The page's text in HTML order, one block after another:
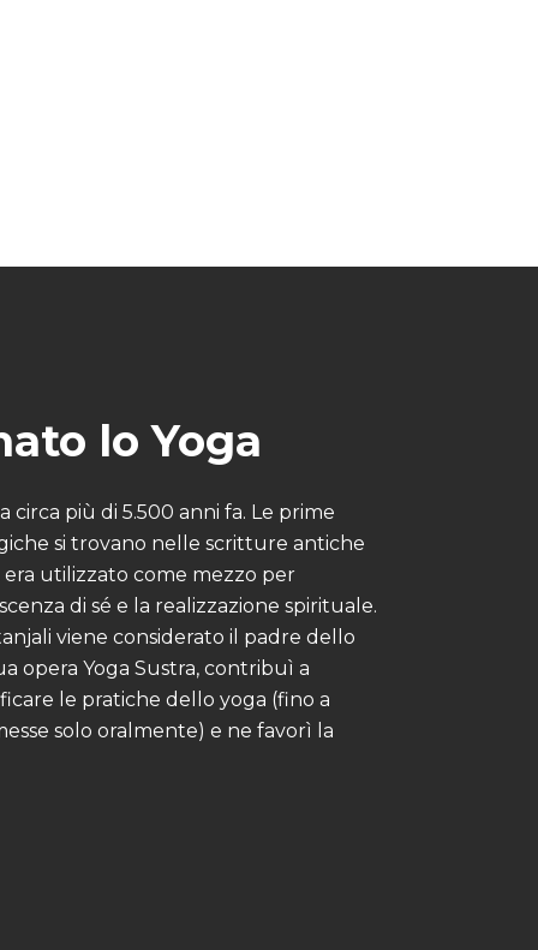
lo Yoga
circa più di 5.500 anni fa. Le prime
si trovano nelle scritture antiche
utilizzato come mezzo per
di sé e la realizzazione spirituale.
viene considerato il padre dello
opera Yoga Sustra, contribuì a
le pratiche dello yoga (fino a
solo oralmente) e ne favorì la